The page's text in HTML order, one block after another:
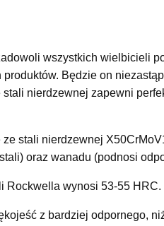
wszystkich wielbicieli
Będzie on
nierdzewnej zapewni
stali nierdzewnej
oraz wanadu (podnosi
Rockwella wynosi 53-55 HRC.
z bardziej odpornego,